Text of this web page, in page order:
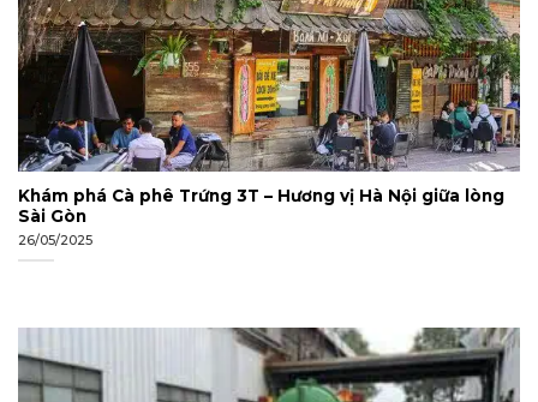
Khám phá Cà phê Trứng 3T – Hương vị Hà Nội giữa lòng
Sài Gòn
26/05/2025